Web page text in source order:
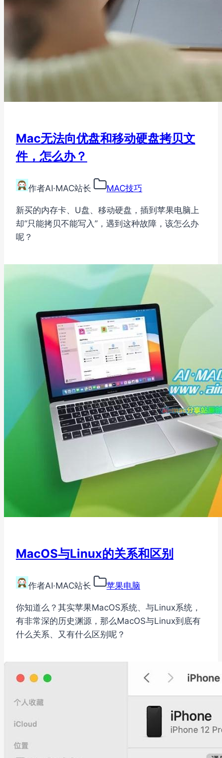
Mac无法向优盘和移动硬盘拷贝文
件，怎么办？
作者AI·MAC站长 MAC技巧
新买的内存卡、U盘、移动硬盘，插到苹果电脑上
却“只能拷贝不能写入”，遇到这种故障，该怎么办
呢？
MacOS与Linux的关系和区别
作者AI·MAC站长 苹果电脑
你知道么？其实苹果MacOS系统、与Linux系统，
有非常深的历史渊源，那么MacOS与Linux到底有
什么关系、又有什么区别呢？